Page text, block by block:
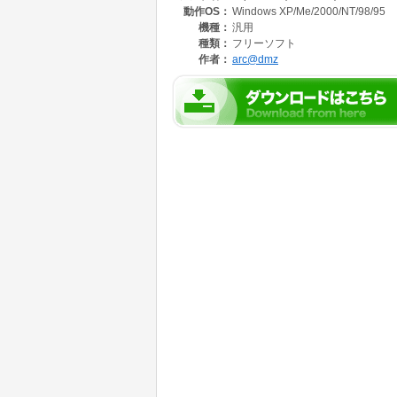
電波の缶詰 : http://home7.highway.ne.jp/
・HSPからVox.dllを利用するモジュールには
spvoxはその命令の多くが利便性という観点
ルを使うかによって実際のソフトウェアの動
・野村XX氏からモジュールの公開許可を戴いて
動作OS： Windows XP/Me/2000/NT/98/95
機種： 汎用
種類： フリーソフト
作者： arc@dmz